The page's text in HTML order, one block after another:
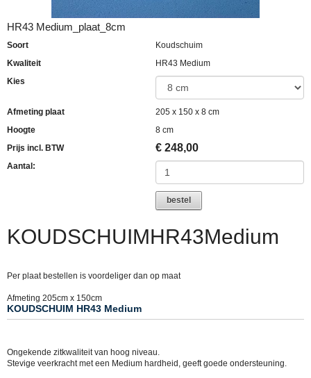
HR43 Medium_plaat_8cm
Soort
Koudschuim
Kwaliteit
HR43 Medium
Kies
Afmeting plaat
205 x 150 x 8 cm
Hoogte
8 cm
Prijs incl. BTW
€ 248,00
Aantal:
bestel
KOUDSCHUIMHR43Medium
Per plaat bestellen is voordeliger dan op maat
Afmeting 205cm x 150cm
KOUDSCHUIM HR43 Medium
Ongekende zitkwaliteit van hoog niveau.
Stevige veerkracht met een Medium hardheid, geeft goede ondersteuning.